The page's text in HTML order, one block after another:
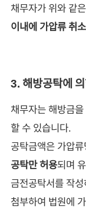
채무자가 위와 같
이내에 가압류 취
3. 해방공탁에
채무자는 해방금
할 수 있습니다.
공탁금액은 가압
공탁만 허용되며
금전공탁서를 작
첨부하여 법원에